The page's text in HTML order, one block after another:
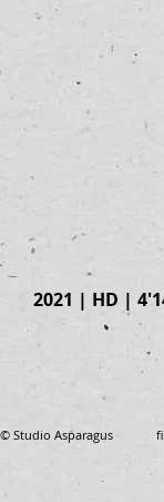
2021 | HD |
© Studio Asparagus